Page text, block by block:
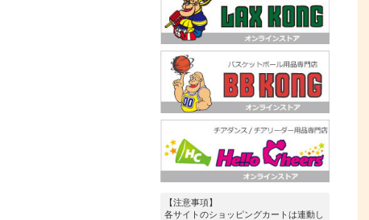
【注意事項】
各サイトのショッピングカートは連動し